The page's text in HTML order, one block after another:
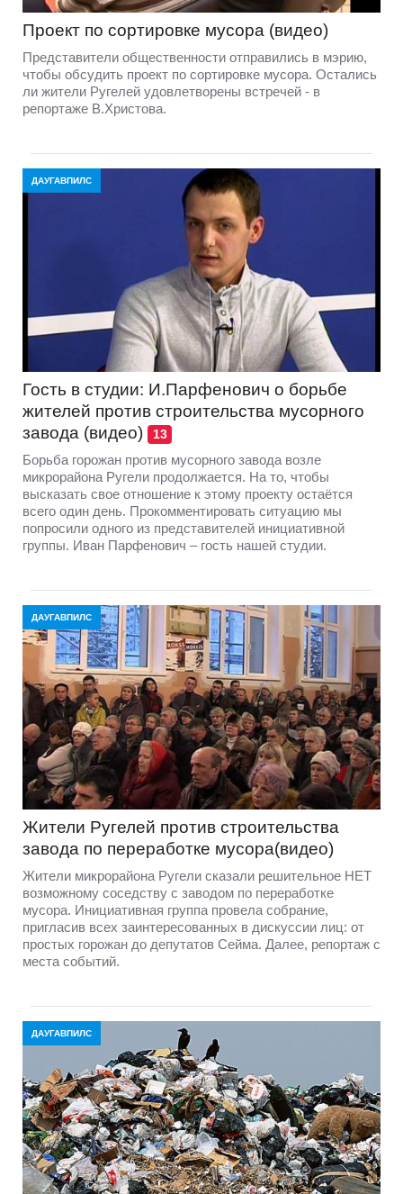
Проект по сортировке мусора (видео)
Представители общественности отправились в мэрию,
чтобы обсудить проект по сортировке мусора. Остались
ли жители Ругелей удовлетворены встречей - в
репортаже В.Христова.
ДАУГАВПИЛС
Гость в студии: И.Парфенович о борьбе
жителей против строительства мусорного
завода (видео)
13
Борьба горожан против мусорного завода возле
микрорайона Ругели продолжается. На то, чтобы
высказать свое отношение к этому проекту остаётся
всего один день. Прокомментировать ситуацию мы
попросили одного из представителей инициативной
группы. Иван Парфенович – гость нашей студии.
ДАУГАВПИЛС
Жители Ругелей против строительства
завода по переработке мусора(видео)
Жители микрорайона Ругели сказали решительное НЕТ
возможному соседству с заводом по переработке
мусора. Инициативная группа провела собрание,
пригласив всех заинтересованных в дискуссии лиц: от
простых горожан до депутатов Сейма. Далее, репортаж с
места событий.
ДАУГАВПИЛС